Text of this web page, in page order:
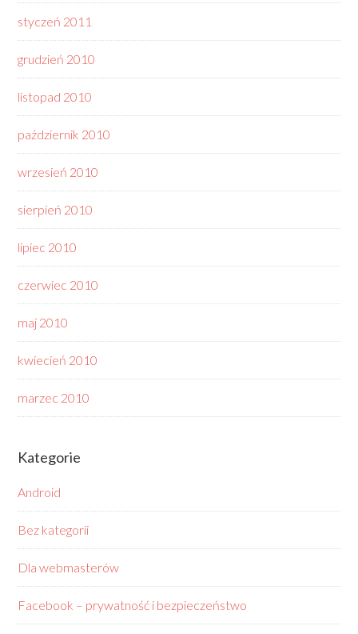
styczeń 2011
grudzień 2010
listopad 2010
październik 2010
wrzesień 2010
sierpień 2010
lipiec 2010
czerwiec 2010
maj 2010
kwiecień 2010
marzec 2010
Kategorie
Android
Bez kategorii
Dla webmasterów
Facebook – prywatność i bezpieczeństwo